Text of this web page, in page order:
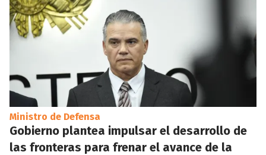
Ministro de Defensa
Gobierno plantea impulsar el desarrollo de
las fronteras para frenar el avance de la